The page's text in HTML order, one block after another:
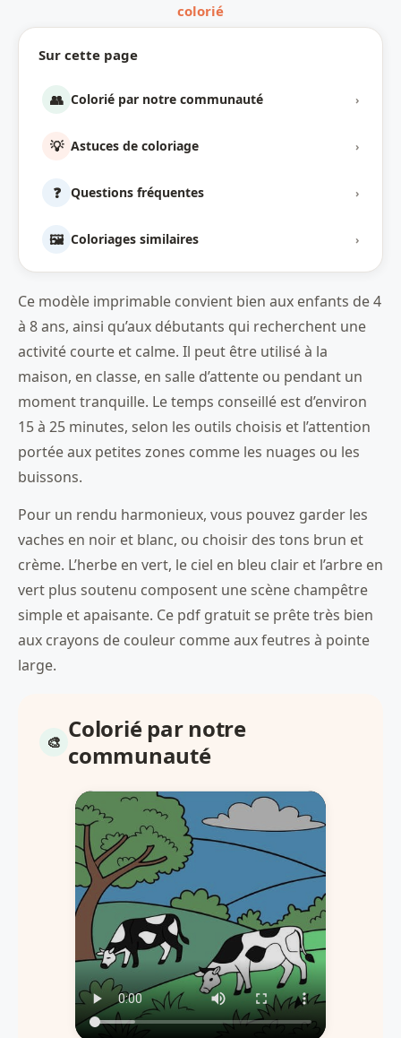
Sur cette page
👥 Colorié par notre communauté ›
💡 Astuces de coloriage ›
❓ Questions fréquentes ›
🖼️ Coloriages similaires ›
colorié
Ce modèle imprimable convient bien aux enfants de 4
à 8 ans, ainsi qu’aux débutants qui recherchent une
activité courte et calme. Il peut être utilisé à la
maison, en classe, en salle d’attente ou pendant un
moment tranquille. Le temps conseillé est d’environ
15 à 25 minutes, selon les outils choisis et l’attention
portée aux petites zones comme les nuages ou les
buissons.
Pour un rendu harmonieux, vous pouvez garder les
vaches en noir et blanc, ou choisir des tons brun et
crème. L’herbe en vert, le ciel en bleu clair et l’arbre en
vert plus soutenu composent une scène champêtre
simple et apaisante. Ce pdf gratuit se prête très bien
aux crayons de couleur comme aux feutres à pointe
large.
Colorié par notre
communauté